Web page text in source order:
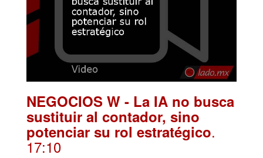
NEGOCIOS W - La IA no busca
sustituir al contador, sino
potenciar su rol estratégico.
17:10